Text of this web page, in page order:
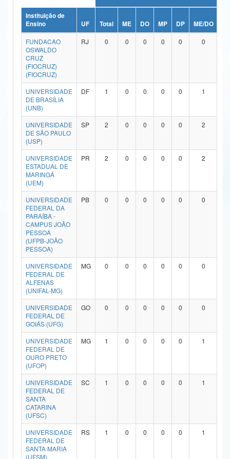
Ministério da Ciência, Tecnologia, Inovações e Comunicações
Ministério do Meio Ambiente
Ministério do Turismo
Ministério do Desenvolvimento Regional
Controladoria-Geral da União
Ministério da Mulher, da Família e dos Direitos Humanos
Secretaria-Geral
Secretaria de Governo
Gabinete de Segurança Institucional
Advocacia-Geral da União
Banco Central do Brasil
Instituição de
Ensino
UF Total ME DO MP DP ME/DO
FUNDACAO
OSWALDO
CRUZ
(FIOCRUZ)
(FIOCRUZ)
RJ 0 0 0 0 0 0
UNIVERSIDADE
DE BRASÍLIA
(UNB)
DF 1 0 0 0 0 1
UNIVERSIDADE
DE SÃO PAULO
(USP)
SP 2 0 0 0 0 2
UNIVERSIDADE
ESTADUAL DE
MARINGÁ
(UEM)
PR 2 0 0 0 0 2
UNIVERSIDADE
FEDERAL DA
PARAÍBA -
CAMPUS JOÃO
PESSOA
(UFPB-JOÃO
PESSOA)
PB 0 0 0 0 0 0
UNIVERSIDADE
FEDERAL DE
ALFENAS
(UNIFAL-MG)
MG 0 0 0 0 0 0
UNIVERSIDADE
FEDERAL DE
GOIÁS (UFG)
GO 0 0 0 0 0 0
UNIVERSIDADE
FEDERAL DE
OURO PRETO
(UFOP)
MG 1 0 0 0 0 1
UNIVERSIDADE
FEDERAL DE
SANTA
CATARINA
(UFSC)
SC 1 0 0 0 0 1
UNIVERSIDADE
FEDERAL DE
SANTA MARIA
(UFSM)
RS 1 0 0 0 0 1